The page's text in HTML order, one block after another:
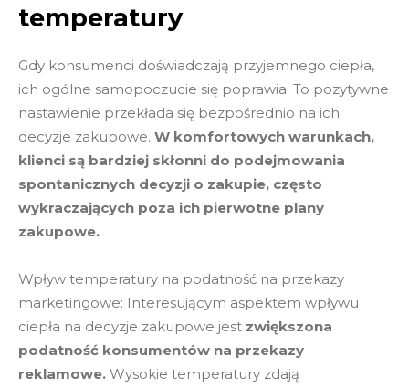
temperatury
Gdy konsumenci doświadczają przyjemnego ciepła,
ich ogólne samopoczucie się poprawia. To pozytywne
nastawienie przekłada się bezpośrednio na ich
decyzje zakupowe. W komfortowych warunkach,
klienci są bardziej skłonni do podejmowania
spontanicznych decyzji o zakupie, często
wykraczających poza ich pierwotne plany
zakupowe.
Wpływ temperatury na podatność na przekazy
marketingowe: Interesującym aspektem wpływu
ciepła na decyzje zakupowe jest zwiększona
podatność konsumentów na przekazy
reklamowe. Wysokie temperatury zdają